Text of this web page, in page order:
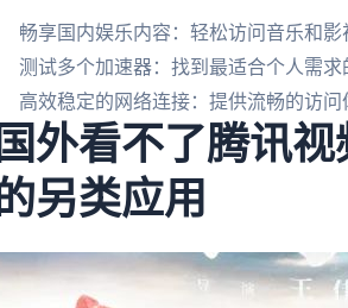
畅享国内娱乐内容：轻松访问音乐和影
测试多个加速器：找到最适合个人需求
高效稳定的网络连接：提供流畅的访问
国外看不了腾讯
的另类应用